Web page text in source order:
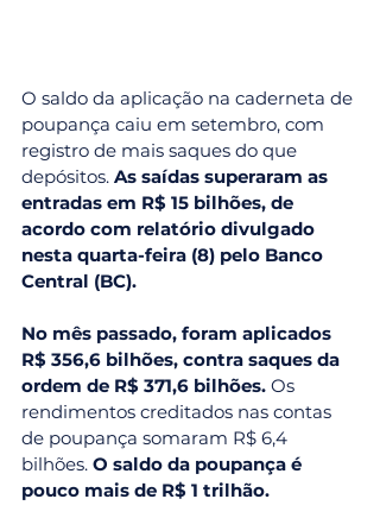
O saldo da aplicação na caderneta de
poupança caiu em setembro, com
registro de mais saques do que
depósitos. As saídas superaram as
entradas em R$ 15 bilhões, de
acordo com relatório divulgado
nesta quarta-feira (8) pelo Banco
Central (BC).
No mês passado, foram aplicados
R$ 356,6 bilhões, contra saques da
ordem de R$ 371,6 bilhões. Os
rendimentos creditados nas contas
de poupança somaram R$ 6,4
bilhões. O saldo da poupança é
pouco mais de R$ 1 trilhão.